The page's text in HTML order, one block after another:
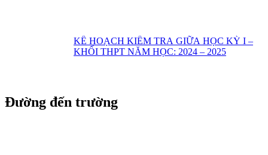
KẾ HOẠCH KIỂM TRA GIỮA HỌC KỲ I –
KHỐI THPT NĂM HỌC: 2024 – 2025
Đường đến trường